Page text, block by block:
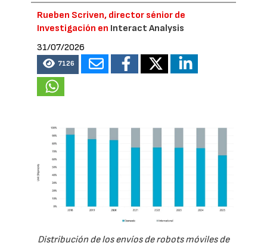
Rueben Scriven, director sénior de
Investigación en Interact Analysis
31/07/2026
7126
Distribución de los envíos de robots móviles de